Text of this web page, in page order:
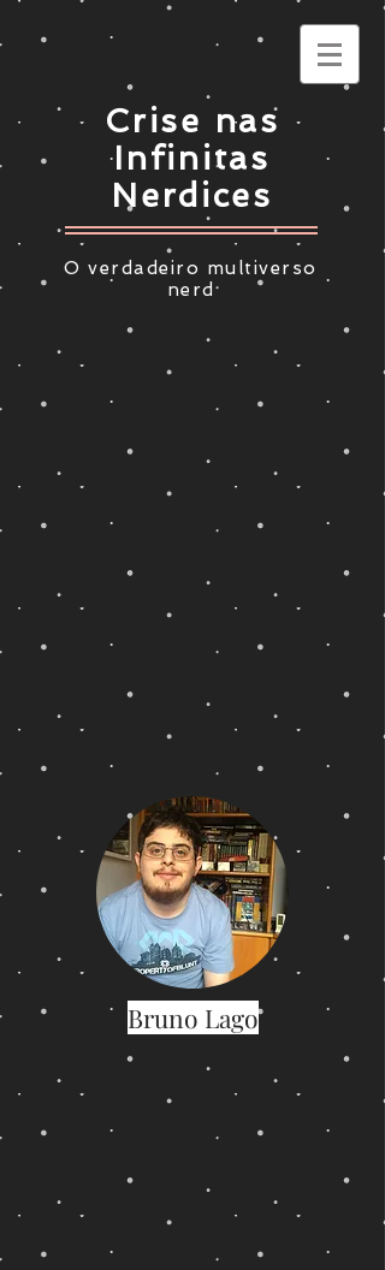
Crise nas
Infinitas
Nerdices
O verdadeiro multiverso
nerd
Bruno Lago